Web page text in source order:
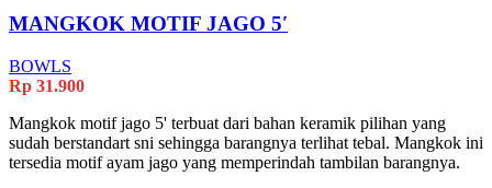
MANGKOK MOTIF JAGO 5′
BOWLS
Rp 31.900
Mangkok motif jago 5' terbuat dari bahan keramik pilihan yang
sudah berstandart sni sehingga barangnya terlihat tebal. Mangkok ini
tersedia motif ayam jago yang memperindah tambilan barangnya.